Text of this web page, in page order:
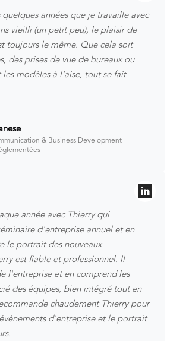
années que je travaille avec
vieilli (un petit peu), le plaisir de
toujours le même. Que cela soit
des prises de vue de bureaux ou
modèles à l'aise, tout se fait
& Business Development -
année avec Thierry qui
d'entreprise annuel et en
le portrait des nouveaux
est fiable et professionnel. Il
l'entreprise et en comprend les
des équipes, bien intégré tout en
chaudement Thierry pour
d'entreprise et le portrait